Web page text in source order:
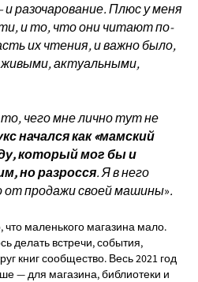
и разочарование. Плюс у меня
и то, что они читают по-
их чтения, и важно было,
актуальными,
чего мне лично тут не
начался как «мамский
который мог бы и
но разросся. Я в него
от продажи своей машины».
что маленького магазина мало.
делать встречи, события,
книг сообщество. Весь 2021 год
— для магазина, библиотеки и